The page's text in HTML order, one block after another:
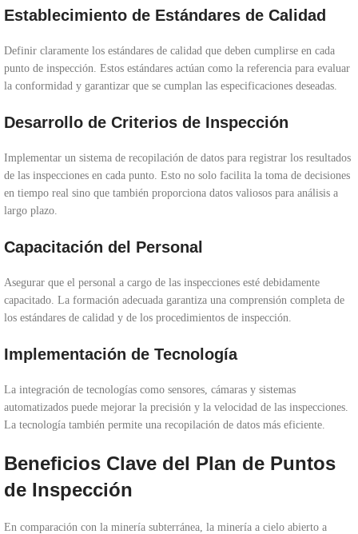
Establecimiento de Estándares de Calidad
Definir claramente los estándares de calidad que deben cumplirse en cada
punto de inspección. Estos estándares actúan como la referencia para evaluar
la conformidad y garantizar que se cumplan las especificaciones deseadas.
Desarrollo de Criterios de Inspección
Implementar un sistema de recopilación de datos para registrar los resultados
de las inspecciones en cada punto. Esto no solo facilita la toma de decisiones
en tiempo real sino que también proporciona datos valiosos para análisis a
largo plazo.
Capacitación del Personal
Asegurar que el personal a cargo de las inspecciones esté debidamente
capacitado. La formación adecuada garantiza una comprensión completa de
los estándares de calidad y de los procedimientos de inspección.
Implementación de Tecnología
La integración de tecnologías como sensores, cámaras y sistemas
automatizados puede mejorar la precisión y la velocidad de las inspecciones.
La tecnología también permite una recopilación de datos más eficiente.
Beneficios Clave del Plan de Puntos
de Inspección
En comparación con la minería subterránea, la minería a cielo abierto a